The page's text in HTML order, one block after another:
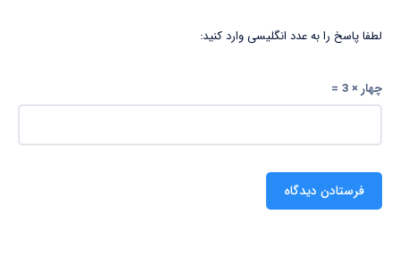
لطفا پاسخ را به عدد انگلیسی وارد کنید:
چهار × 3 =